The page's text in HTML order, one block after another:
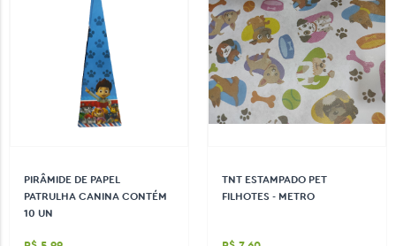
PIRÂMIDE DE PAPEL
PATRULHA CANINA CONTÉM
10 UN
TNT ESTAMPADO PET
FILHOTES - METRO